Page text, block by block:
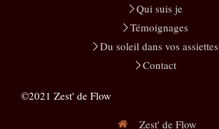
Qui suis je
Témoignages
Du soleil dans vos assiettes
Contact
©2021 Zest' de Flow
Zest' de Flow